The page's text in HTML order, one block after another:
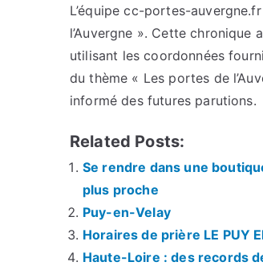
L’équipe cc-portes-
l’Auvergne ». Cette
utilisant les coordonnées
du thème « Les portes de
informé des futures parutions.
Related Posts:
Se rendre dans une
plus proche
Puy-en-Velay
Horaires de prière LE PUY
Haute-Loire : des records